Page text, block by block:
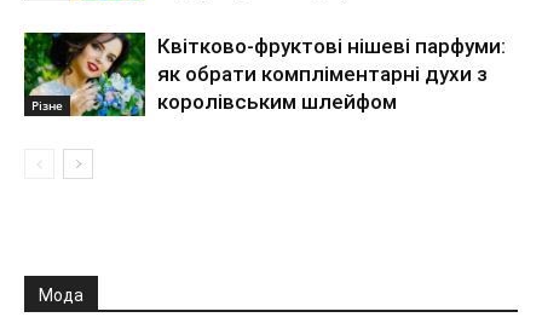
Різне
Квітково-фруктові нішеві парфуми:
як обрати компліментарні духи з
королівським шлейфом
Мода